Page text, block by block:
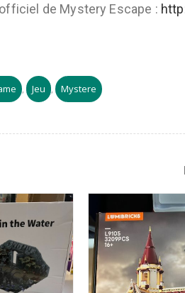
de Mystery Escape :
, Jeu , Mystere